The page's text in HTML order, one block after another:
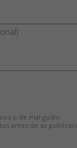
o de mal gusto.
antes de su